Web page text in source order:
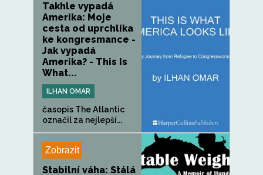
Takhle vypadá
Amerika: Moje
cesta od uprchlíka
ke kongresmance -
Jak vypadá
Amerika? - This Is
What...
ILHAN OMAR
časopis The Atlantic
označil za nejlepší...
Zobrazit
Stabilní váha: Stálá